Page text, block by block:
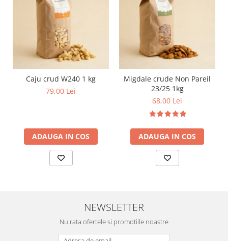
Caju crud W240 1 kg
79,00 Lei
ADAUGA IN COS
Migdale crude Non Pareil
23/25 1kg
68,00 Lei
ADAUGA IN COS
NEWSLETTER
Nu rata ofertele si promotiile noastre